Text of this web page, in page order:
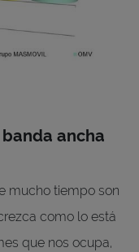
ancha
mucho tiempo son
como lo está
que nos ocupa,